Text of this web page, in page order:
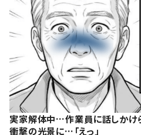
実家解体中…作業員に話しかけ
衝撃の光景に…「えっ」